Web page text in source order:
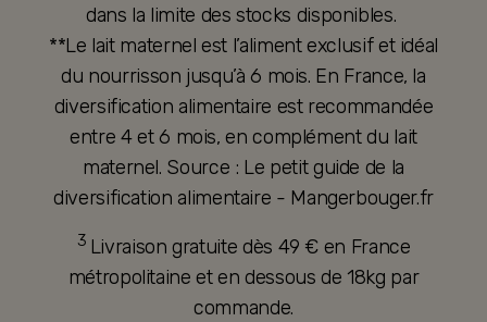
dans la limite des stocks disponibles.
**Le lait maternel est l’aliment exclusif et idéal
du nourrisson jusqu’à 6 mois. En France, la
diversification alimentaire est recommandée
entre 4 et 6 mois, en complément du lait
maternel. Source : Le petit guide de la
diversification alimentaire - Mangerbouger.fr
3 Livraison gratuite dès 49 € en France
métropolitaine et en dessous de 18kg par
commande.